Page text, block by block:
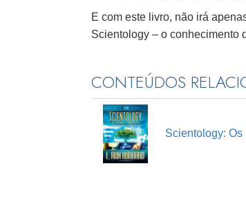
E com este livro, não irá
Scientology – o conhecimento
CONTEÚDOS
Scientology: